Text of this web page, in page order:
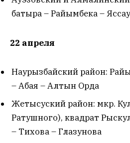
батыра – Райымбека –
22 апреля
Наурызбайский район:
– Абая – Алтын Орда
Жетысуский район: мкр.
Ратушного), квадрат
– Тихова – Глазунова